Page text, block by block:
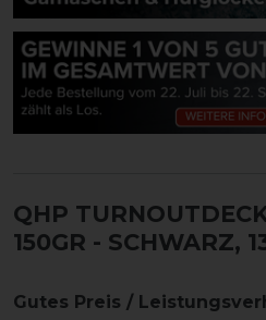
QHP
150GR - SCHWARZ,
Gutes Preis /